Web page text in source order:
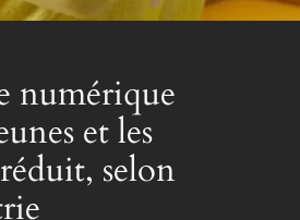
numérique
et les
selon